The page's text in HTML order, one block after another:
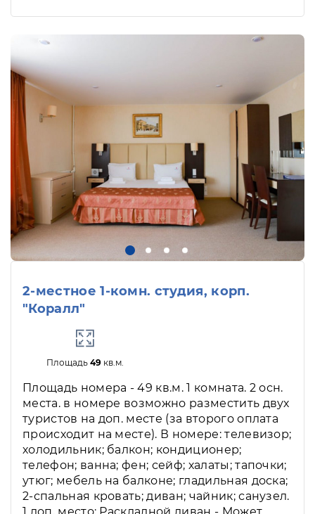
2-местное 1-комн. студия, корп.
"Коралл"
Площадь 49кв.м.
Площадь номера - 49 кв.м. 1 комната. 2 осн.
места. в номере возможно разместить двух
туристов на доп. месте (за второго оплата
происходит на месте). В номере: телевизор;
холодильник; балкон; кондиционер;
телефон; ванна; фен; сейф; халаты; тапочки;
утюг; мебель на балконе; гладильная доска;
2-спальная кровать; диван; чайник; санузел.